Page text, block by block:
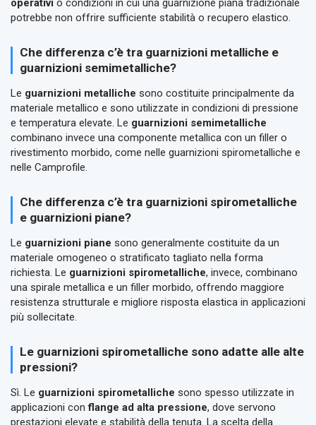
operativi o condizioni in cui una guarnizione piana tradizionale
potrebbe non offrire sufficiente stabilità o recupero elastico.
Che differenza c’è tra guarnizioni metalliche e
guarnizioni semimetalliche?
Le guarnizioni metalliche sono costituite principalmente da
materiale metallico e sono utilizzate in condizioni di pressione
e temperatura elevate. Le guarnizioni semimetalliche
combinano invece una componente metallica con un filler o
rivestimento morbido, come nelle guarnizioni spirometalliche e
nelle Camprofile.
Che differenza c’è tra guarnizioni spirometalliche
e guarnizioni piane?
Le guarnizioni piane sono generalmente costituite da un
materiale omogeneo o stratificato tagliato nella forma
richiesta. Le guarnizioni spirometalliche, invece, combinano
una spirale metallica e un filler morbido, offrendo maggiore
resistenza strutturale e migliore risposta elastica in applicazioni
più sollecitate.
Le guarnizioni spirometalliche sono adatte alle alte
pressioni?
Sì. Le guarnizioni spirometalliche sono spesso utilizzate in
applicazioni conflange ad alta pressione, dove servono
prestazioni elevate e stabilità della tenuta. La scelta della